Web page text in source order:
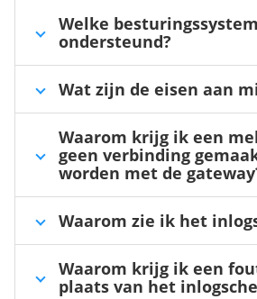
Welke
ondersteund?
Wat zijn de eisen aan
Waarom krijg ik een
geen verbinding
worden met de
Waarom zie ik het
Waarom krijg ik een
plaats van het